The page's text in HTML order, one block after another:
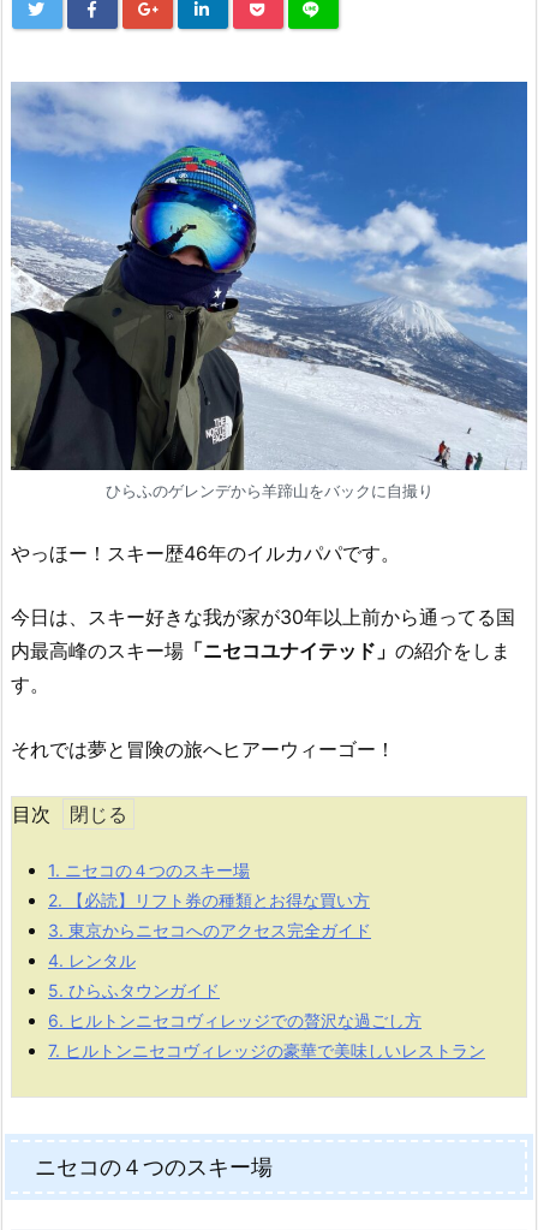
ひらふのゲレンデから羊蹄山をバックに自撮り
やっほー！スキー歴46年のイルカパパです。
今日は、スキー好きな我が家が30年以上前から通ってる国
内最高峰のスキー場 「ニセコユナイテッド」 の紹介をしま
す。
それでは夢と冒険の旅へヒアーウィーゴー！
目次
1. ニセコの４つのスキー場
2. 【必読】リフト券の種類とお得な買い方
3. 東京からニセコへのアクセス完全ガイド
4. レンタル
5. ひらふタウンガイド
6. ヒルトンニセコヴィレッジでの贅沢な過ごし方
7. ヒルトンニセコヴィレッジの豪華で美味しいレストラン
ニセコの４つのスキー場